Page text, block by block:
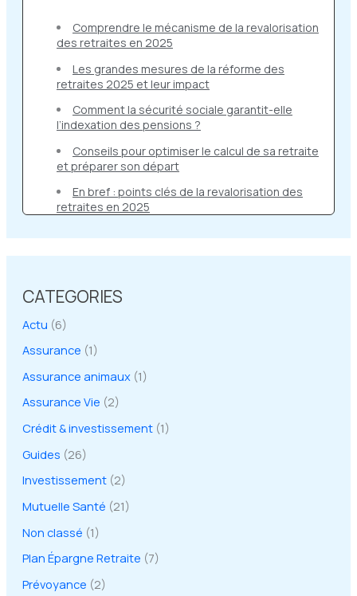
Comprendre le mécanisme de la revalorisation
des retraites en 2025
Les grandes mesures de la réforme des
retraites 2025 et leur impact
Comment la sécurité sociale garantit-elle
l’indexation des pensions ?
Conseils pour optimiser le calcul de sa retraite
et préparer son départ
En bref : points clés de la revalorisation des
retraites en 2025
CATEGORIES
Actu (6)
Assurance (1)
Assurance animaux(1)
Assurance Vie (2)
Crédit & investissement(1)
Guides (26)
Investissement(2)
Mutuelle Santé (21)
Non classé (1)
Plan Épargne Retraite (7)
Prévoyance (2)